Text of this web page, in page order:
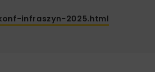
infraszyn-2025.html